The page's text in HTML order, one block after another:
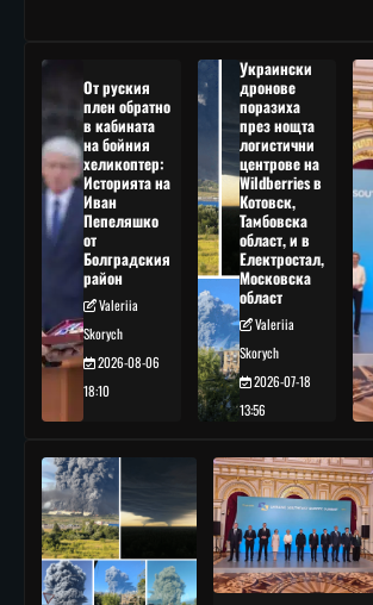
От руския
плен обратно
в кабината
на бойния
хеликоптер:
Историята на
Иван
Пепеляшко
от
Болградския
район
Valeriia
Skorych
2026-08-06
18:10
Украински
дронове
поразиха
през нощта
логистични
центрове на
Wildberries в
Котовск,
Тамбовска
област, и в
Електростал,
Московска
област
Valeriia
Skorych
2026-07-18
13:56